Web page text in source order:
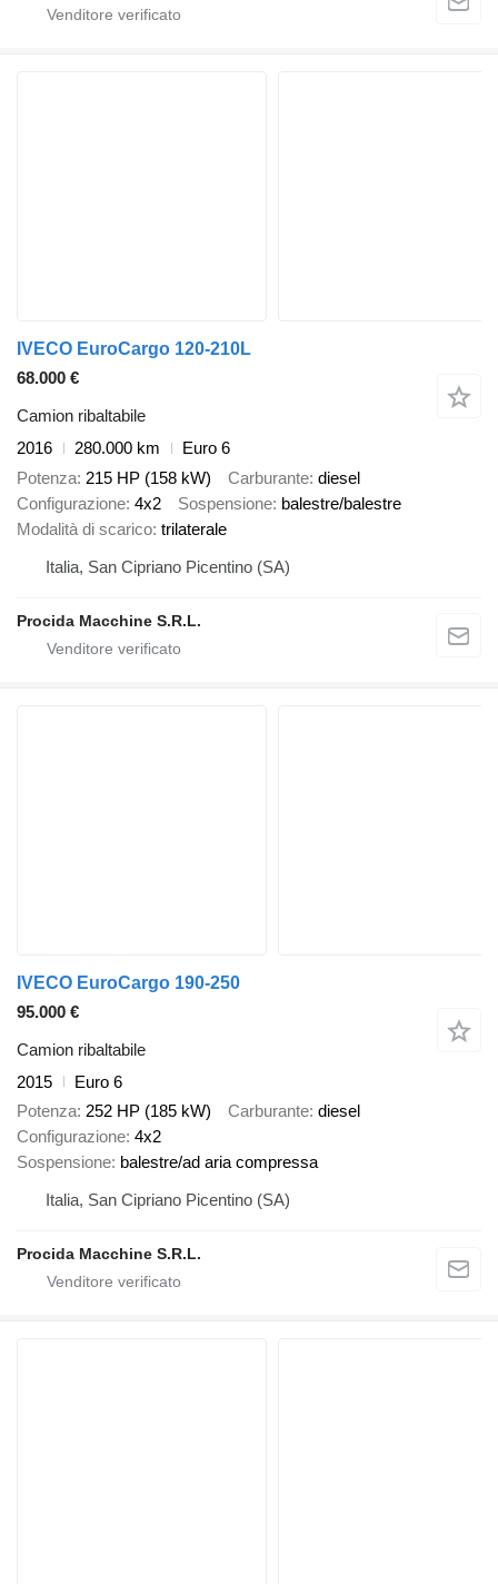
IVECO EuroCargo 120-210L
68.000 €
Camion ribaltabile
2016
280.000 km
Euro 6
Potenza 215 HP (158 kW) Carburante diesel
Configurazione 4x2 Sospensione balestre/balestre
Modalità di scarico trilaterale
Italia, San Cipriano Picentino (SA)
Procida Macchine S.R.L.
IVECO EuroCargo 190-250
95.000 €
Camion ribaltabile
2015
Euro 6
Potenza 252 HP (185 kW) Carburante diesel
Configurazione 4x2
Sospensione balestre/ad aria compressa
Italia, San Cipriano Picentino (SA)
Procida Macchine S.R.L.